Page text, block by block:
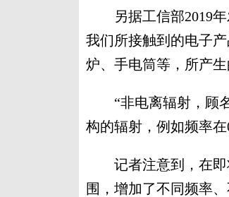
另据工信部2019年
我们所接触到的电子
炉、手电筒等，所产
“非电离辐射，顾名
构的辐射，例如频率在
记者注意到，在即
围，增加了不同频率